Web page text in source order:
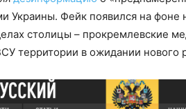
Украины. Фейк появился на фоне
столицы – прокремлевские
территории в ожидании нового